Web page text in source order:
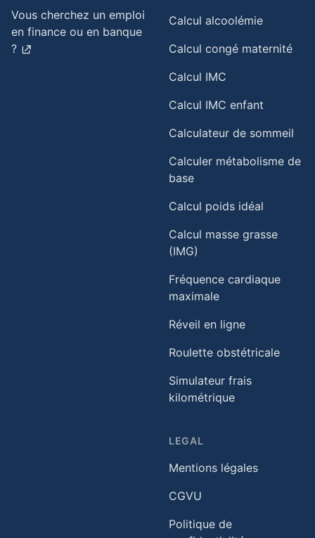
Vous cherchez un emploi
en finance ou en banque
?
Calcul alcoolémie
Calcul congé maternité
Calcul IMC
Calcul IMC enfant
Calculateur de sommeil
Calculer métabolisme de
base
Calcul poids idéal
Calcul masse grasse
(IMG)
Fréquence cardiaque
maximale
Réveil en ligne
Roulette obstétricale
Simulateur frais
kilométrique
LEGAL
Mentions légales
CGVU
Politique de